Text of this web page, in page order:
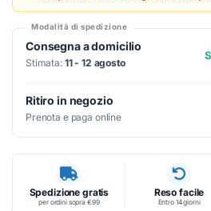
Modalità di spedizione
Consegna a domicilio
Stimata: 11 - 12 agosto
Ritiro in negozio
Prenota e paga online
Spedizione gratis
per ordini sopra €99
Reso facile
Entro 14 giorni